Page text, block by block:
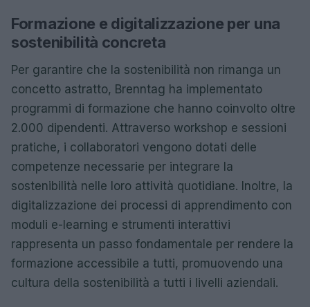
Formazione e digitalizzazione per una
sostenibilità concreta
Per garantire che la sostenibilità non rimanga un
concetto astratto, Brenntag ha implementato
programmi di formazione che hanno coinvolto oltre
2.000 dipendenti. Attraverso workshop e sessioni
pratiche, i collaboratori vengono dotati delle
competenze necessarie per integrare la
sostenibilità nelle loro attività quotidiane. Inoltre, la
digitalizzazione dei processi di apprendimento con
moduli e-learning e strumenti interattivi
rappresenta un passo fondamentale per rendere la
formazione accessibile a tutti, promuovendo una
cultura della sostenibilità a tutti i livelli aziendali.